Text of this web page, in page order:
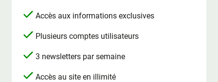
Accès aux informations exclusives
Plusieurs comptes utilisateurs
3 newsletters par semaine
Accès au site en illimité